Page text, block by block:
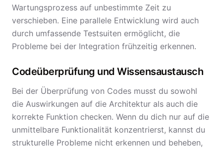
Wartungsprozess auf unbestimmte Zeit zu
verschieben. Eine parallele Entwicklung wird auch
durch umfassende Testsuiten ermöglicht, die
Probleme bei der Integration frühzeitig erkennen.
Codeüberprüfung und Wissensaustausch
Bei der Überprüfung von Codes musst du sowohl
die Auswirkungen auf die Architektur als auch die
korrekte Funktion checken. Wenn du dich nur auf die
unmittelbare Funktionalität konzentrierst, kannst du
strukturelle Probleme nicht erkennen und beheben,